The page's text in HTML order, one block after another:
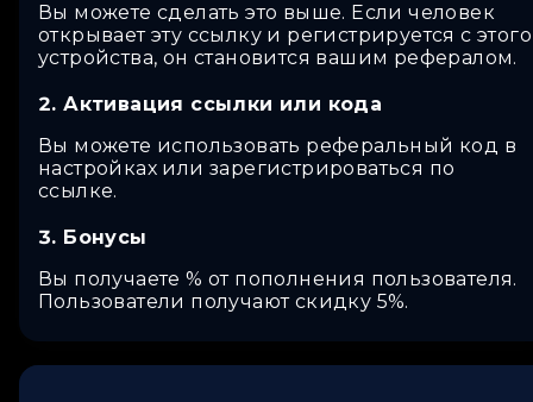
Вы можете сделать это выше. Если человек
открывает эту ссылку и регистрируется с этого
устройства, он становится вашим рефералом.
Активация ссылки или кода
Вы можете использовать реферальный код в
настройках или зарегистрироваться по
ссылке.
Бонусы
Вы получаете % от пополнения пользователя.
Пользователи получают скидку 5%.